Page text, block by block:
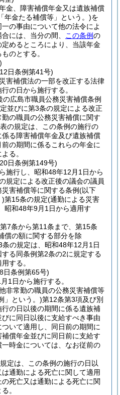
金、障害補償年金又は遺族補償
年金たる補償等」という。)を
の事由について他の法令によ
には、当分の間、
この条例の
めるところにより、当該年金
のとする。
日条例第41号)
害補償法の一部を改正する法律
の日から施行する。
広島市職員公務災害補償条例
並びに第3条の規定による改正
の職員の公務災害補償に関す
の規定は、この条例の施行の
る障害補償年金及び遺族補償
の期間に係るこれらの年金に
る。
日条例第149号)
施行し、昭和48年12月1日から
規定による改正後の議会の議員
害補償等に関する条例(以下
)第15条の規定(通勤による災害
昭和48年9月1日から適用す
7条から第11条まで、第15条
償の額に関する部分を除
条の規定は、昭和48年12月1日
る同条例第2条の2に規定する
する。
日条例第65号)
1日から施行する。
非常勤の職員の公務災害補償等
」という。)第12条第3項及び別
の日以後の期間に係る遺族補
に同日以後に支給すべき事由
いて適用し、同日前の期間に
償年金並びに同日前に支給す
時金については、なお従前の
定は、この条例の施行の日以
通勤による死亡に関して適用
死亡又は通勤による死亡に関
。